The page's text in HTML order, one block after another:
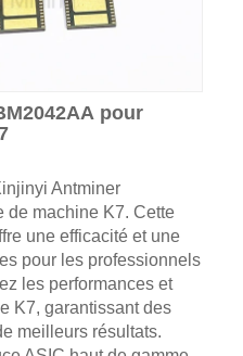
pour
Antminer
de machine K7. Cette
une efficacité et une
pour les professionnels
les performances et
K7, garantissant des
meilleurs résultats.